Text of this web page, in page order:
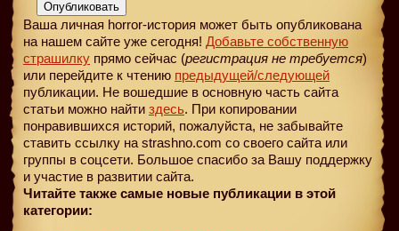
Опубликовать
Ваша личная horror-история может быть опубликована
на нашем сайте уже сегодня! Добавьте собственную
страшилку прямо сейчас (регистрация не требуется)
или перейдите к чтению предыдущей/следующей
публикации. Не вошедшие в основную часть сайта
статьи можно найти здесь. При копировании
понравившихся историй, пожалуйста, не забывайте
ставить ссылку на strashno.com со своего сайта или
группы в соцсети. Большое спасибо за Вашу поддержку
и участие в развитии сайта.
Читайте также самые новые публикации в этой
категории: